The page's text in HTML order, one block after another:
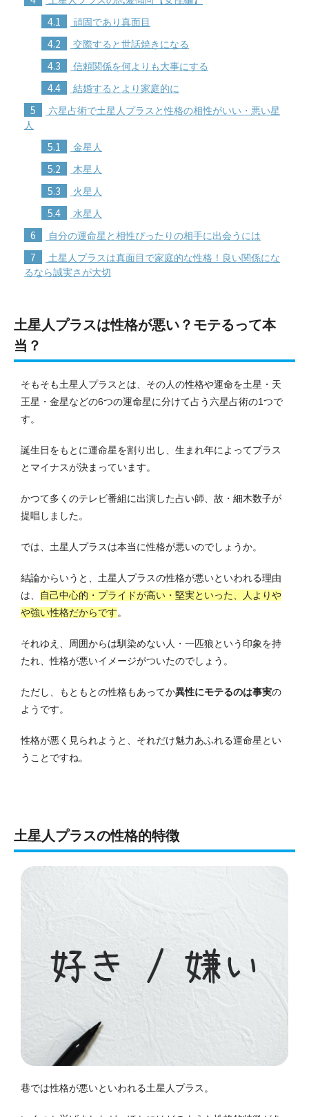
4.1 頑固であり真面目
4.2 交際すると世話焼きになる
4.3 信頼関係を何よりも大事にする
4.4 結婚するとより家庭的に
5
六星占術で土星人プラスと性格の相性がいい・悪い星
人
5.1 金星人
5.2 木星人
5.3 火星人
5.4 水星人
6 自分の運命星と相性ぴったりの相手に出会うには
7
土星人プラスは真面目で家庭的な性格！良い関係にな
るなら誠実さが大切
土星人プラスは性格が悪い？モテるって本
当？
そもそも土星人プラスとは、その人の性格や運命を土星・天
王星・金星などの6つの運命星に分けて占う六星占術の1つで
す。
誕生日をもとに運命星を割り出し、生まれ年によってプラス
とマイナスが決まっています。
かつて多くのテレビ番組に出演した占い師、故・細木数子が
提唱しました。
では、土星人プラスは本当に性格が悪いのでしょうか。
結論からいうと、土星人プラスの性格が悪いといわれる理由
は、
自己中心的・プライドが高い・堅実といった、人よりや
や強い性格だからです。
それゆえ、周囲からは馴染めない人・一匹狼という印象を持
たれ、性格が悪いイメージがついたのでしょう。
ただし、もともとの性格もあってか異性にモテるのは事実の
ようです。
性格が悪く見られようと、それだけ魅力あふれる運命星とい
うことですね。
土星人プラスの性格的特徴
巷では性格が悪いといわれる土星人プラス。